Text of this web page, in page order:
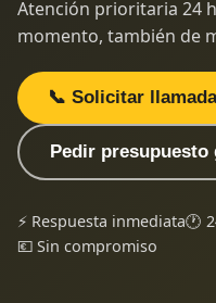
Atención prioritaria 24
momento, también de
📞 Solicitar llamada
Pedir presupuesto
⚡ Respuesta inmediata🕐
💶 Sin compromiso